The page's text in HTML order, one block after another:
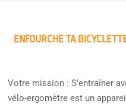
ENFOURCHE TA
Votre mission : S'entraîner
vélo-ergomètre est un